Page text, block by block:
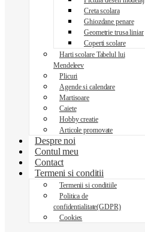
Creta scolara
Ghiozdane penare
Geometrie trusa liniar
Coperti scolare
Harti scolare Tabelul lui
Mendeleev
Plicuri
Agende si calendare
Martisoare
Caiete
Hobby creatie
Articole promovate
Despre noi
Contul meu
Contact
Termeni si conditii
Termenii si conditiile
Politica de
confidentialitate(GDPR)
Cookies